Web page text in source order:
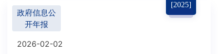
[2025]
政府信息公
开年报
2026-02-02